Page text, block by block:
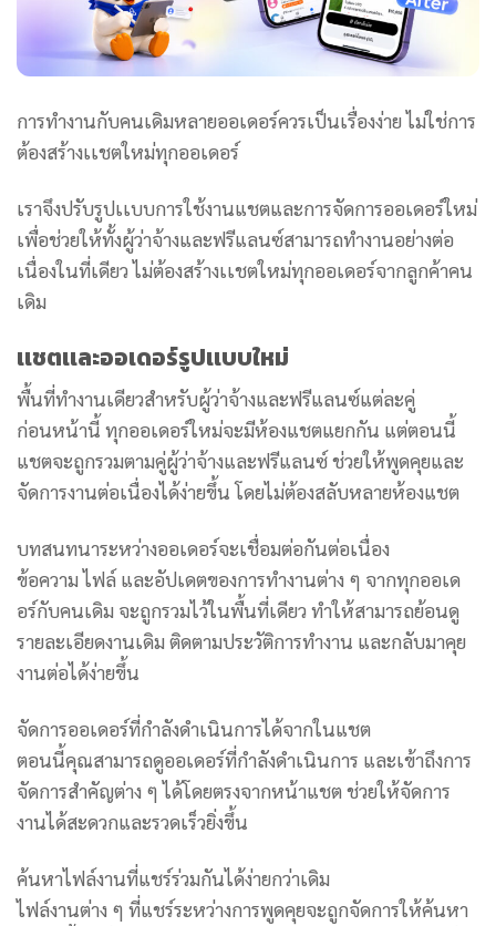
การทำงานกับคนเดิมหลายออเดอร์ควรเป็นเรื่องง่าย ไม่ใช่การ
ต้องสร้างเเชตใหม่ทุกออเดอร์
เราจึงปรับรูปเเบบการใช้งานแชตและการจัดการออเดอร์ใหม่
เพื่อช่วยให้ทั้งผู้ว่าจ้างและฟรีแลนซ์สามารถทำงานอย่างต่อ
เนื่องในที่เดียว ไม่ต้องสร้างเเชตใหม่ทุกออเดอร์จากลูกค้าคน
เดิม
เเชตเเละออเดอร์รูปเเบบใหม่
พื้นที่ทำงานเดียวสำหรับผู้ว่าจ้างและฟรีแลนซ์แต่ละคู่
ก่อนหน้านี้ ทุกออเดอร์ใหม่จะมีห้องแชตแยกกัน แต่ตอนนี้
แชตจะถูกรวมตามคู่ผู้ว่าจ้างและฟรีแลนซ์ ช่วยให้พูดคุยและ
จัดการงานต่อเนื่องได้ง่ายขึ้น โดยไม่ต้องสลับหลายห้องแชต
บทสนทนาระหว่างออเดอร์จะเชื่อมต่อกันต่อเนื่อง
ข้อความ ไฟล์ และอัปเดตของการทำงานต่าง ๆ จากทุกออเด
อร์กับคนเดิม จะถูกรวมไว้ในพื้นที่เดียว ทำให้สามารถย้อนดู
รายละเอียดงานเดิม ติดตามประวัติการทำงาน และกลับมาคุย
งานต่อได้ง่ายขึ้น
จัดการออเดอร์ที่กำลังดำเนินการได้จากในแชต
ตอนนี้คุณสามารถดูออเดอร์ที่กำลังดำเนินการ และเข้าถึงการ
จัดการสำคัญต่าง ๆ ได้โดยตรงจากหน้าแชต ช่วยให้จัดการ
งานได้สะดวกและรวดเร็วยิ่งขึ้น
ค้นหาไฟล์งานที่แชร์ร่วมกันได้ง่ายกว่าเดิม
ไฟล์งานต่าง ๆ ที่แชร์ระหว่างการพูดคุยจะถูกจัดการให้ค้นหา